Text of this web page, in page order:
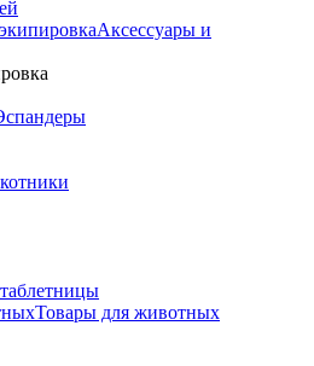
Аксессуары и
Товары для животных